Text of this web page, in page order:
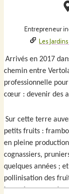
Entrepreneur
Les
Arrivés en 2017
chemin entre
professionnelle
cœur : devenir des
Sur cette terre
petits fruits :
en pleine
cognassiers,
quelques années ;
pollinisation des
bocagères avec